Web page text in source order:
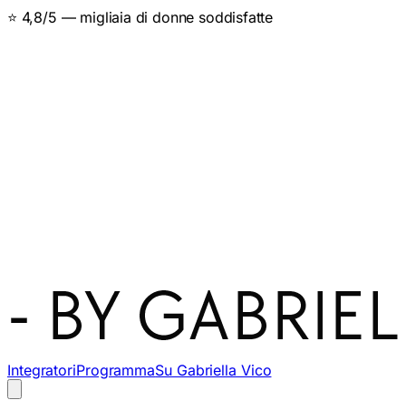
⭐ 4,8/5 — migliaia di donne soddisfatte
IntegratoriProgrammaSu Gabriella Vico